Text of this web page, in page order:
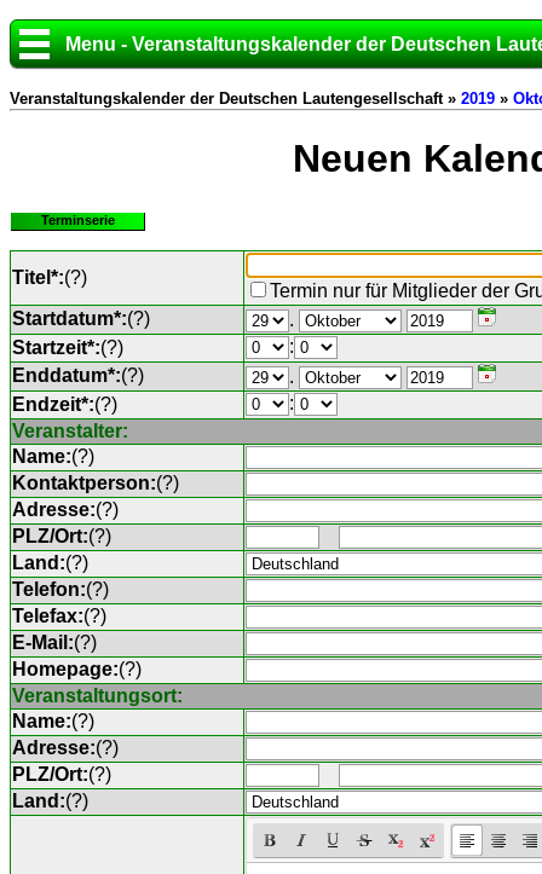
Menu - Veranstaltungskalender der Deutschen
Veranstaltungskalender der Deutschen Lautengesellschaft » 2019 »
Neuen
Terminserie
Titel*:(?)
Termin nur für Mitglieder der
Startdatum*:(?)
.
Startzeit*:(?)
:
Enddatum*:(?)
.
Endzeit*:(?)
:
Veranstalter:
Name:(?)
Kontaktperson:(?)
Adresse:(?)
PLZ/Ort:(?)
Land:(?)
Telefon:(?)
Telefax:(?)
E-Mail:(?)
Homepage:(?)
Veranstaltungsort:
Name:(?)
Adresse:(?)
PLZ/Ort:(?)
Land:(?)